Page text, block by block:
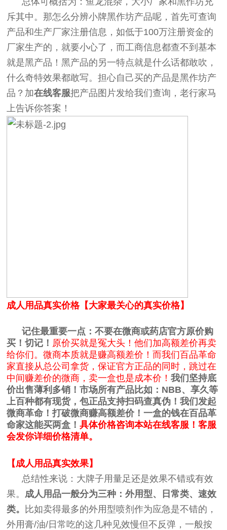
斥其中。那怎么分辨小牌黑作坊产品呢，首先可查询
产品和生产厂家注册信息，如低于100万注册资金的
厂家生产的，就要小心了，而工商信息都查不到基本
就是黑产品！黑产品的另一特点就是什么话都敢吹，
什么奇特效果都敢写。担心自己买的产品是黑作坊产
品？加在线客服把产品图片发给我们查询，老行家马
上告诉你答案！
成人用品真实价格【大家最关心的真实价格】
记住最重要一点：不要在微商或药店官方原价购
买！切记！ 原价买就是冤大头！他们加高额差价再卖
给你们。微商本质就是赚高额差价！而我们百品革命
家直接从总公司拿货，保证官方正品的同时，跳过在
中间赚差价的微商，卖一盒也是成本价！我们坚持底
价出售薄利多销！市场所有产品比如：NBB、享久等
上百种都有现货，包正品支持扫码查真伪！我们发起
微商革命！打破微商赚高额差价！一盒的钱在百品革
命家这能买两盒！具体价格咨询本站在线客服！客服
会发你详细价格清单。
【成人用品真实效果】
总结性来说：大牌子用量足还是效果不错或有效
果。 成人用品一般分为三种：外用型、日常类、速效
类。
比如卖得最多的外用型喷剂作为应急是不错的，
外用膏/油/日常吃的这几种见效慢但不反弹，一般按